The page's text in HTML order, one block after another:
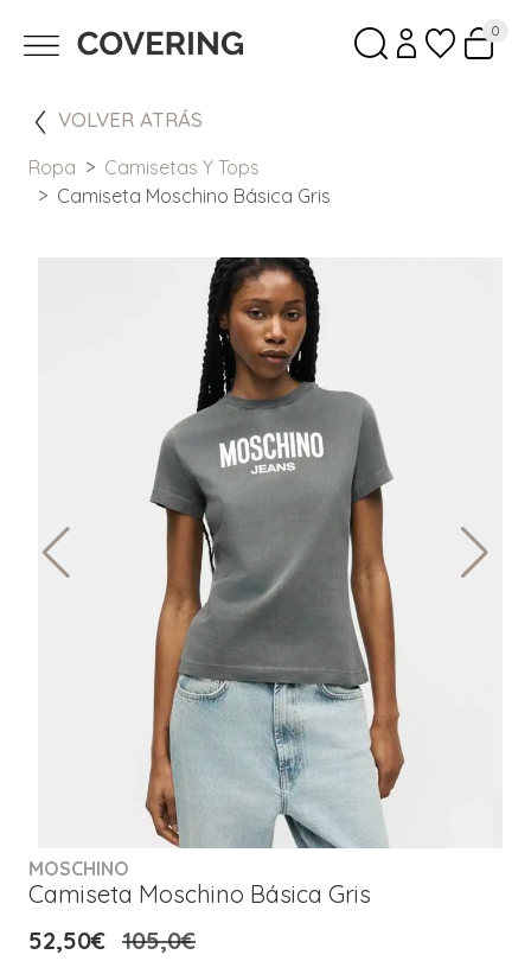
0
VOLVER ATRÁS
Ropa
Camisetas Y Tops
Camiseta Moschino Básica Gris
MOSCHINO
Camiseta Moschino Básica Gris
52,50€ 105,0€